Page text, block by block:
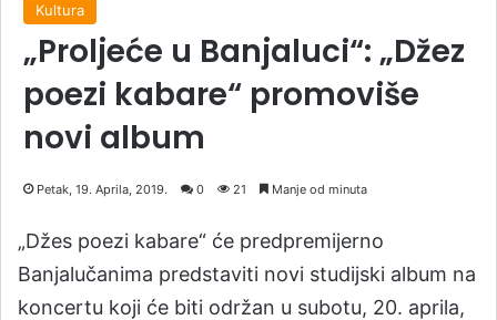
Kultura
„Proljeće u Banjaluci“: „Džez
poezi kabare“ promoviše
novi album
Petak, 19. Aprila, 2019. 0 21 Manje od minuta
„Džes poezi kabare“ će predpremijerno
Banjalučanima predstaviti novi studijski album na
koncertu koji će biti održan u subotu, 20. aprila,